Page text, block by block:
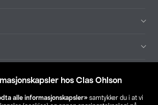
hos Clas Ohlson
alle informasjonskapsler» samtykker du i at vi